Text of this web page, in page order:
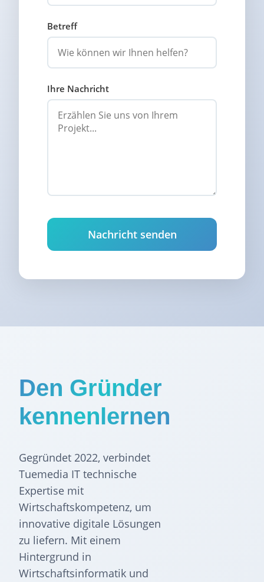
Betreff
Ihre Nachricht
Nachricht senden
Den Gründer
kennenlernen
Gegründet 2022, verbindet
Tuemedia IT technische
Expertise mit
Wirtschaftskompetenz, um
innovative digitale Lösungen
zu liefern. Mit einem
Hintergrund in
Wirtschaftsinformatik und